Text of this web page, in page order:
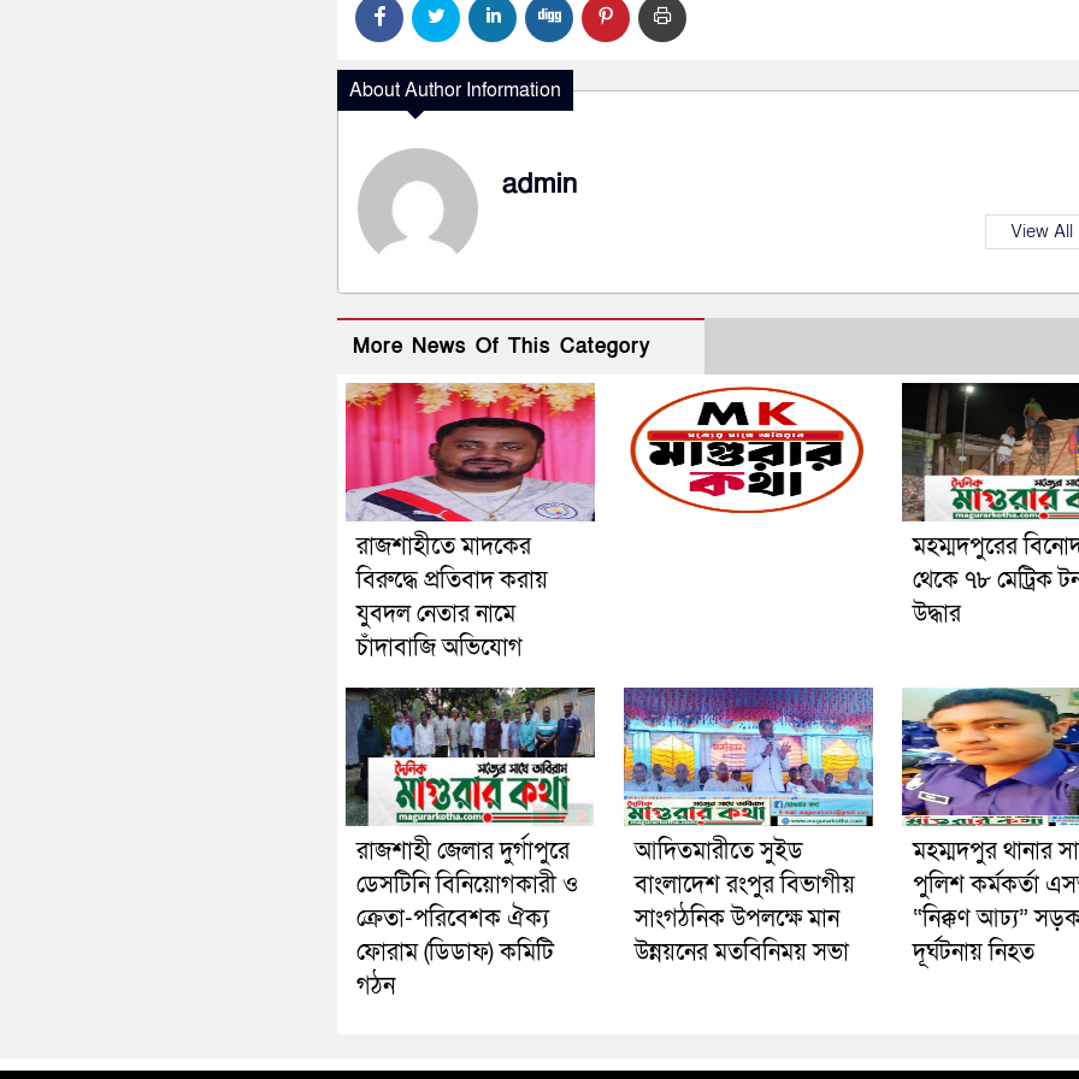
About Author Information
admin
View All
More News Of This Category
রাজশাহীতে মাদকের
বিরুদ্ধে প্রতিবাদ করায়
যুবদল নেতার নামে
চাঁদাবাজি অভিযোগ
মহম্মদপুরের
থেকে ৭৮ মেট্রিক
উদ্ধার
রাজশাহী জেলার দুর্গাপুরে
ডেসটিনি বিনিয়োগকারী ও
ক্রেতা-পরিবেশক ঐক্য
ফোরাম (ডিডাফ) কমিটি
গঠন
আদিতমারীতে সুইড
বাংলাদেশ রংপুর বিভাগীয়
সাংগঠনিক উপলক্ষে মান
উন্নয়নের মতবিনিময় সভা
মহম্মদপুর থানার
পুলিশ কর্মকর্তা
“নিক্কণ আঢ্য”
দূর্ঘটনায় নিহত